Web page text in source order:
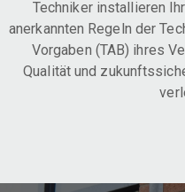
Techniker installieren
anerkannten Regeln der
Vorgaben (TAB) ihres
Qualität und